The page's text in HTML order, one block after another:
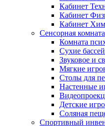
Кабинет
Кабинет
Кабинет
Сенсорная комната
Комната
Сухие
Звуковое и
Мягкие
Столы для
Настенные
Детские
Соляная
Спортивный